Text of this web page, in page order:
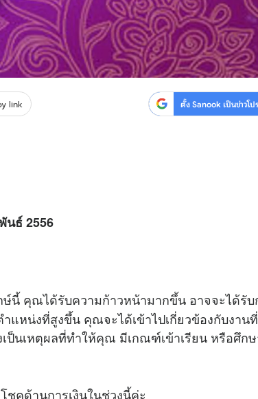
link ตั้ง Sanook เป็นข่าวโ
นธ์ 2556
นี้ คุณได้รับความก้าวหน้ามากขึ้น อาจจะได้รับ
แหน่งที่สูงขึ้น คุณจะได้เข้าไปเกี่ยวข้องกับงาน
ป็นเหตุผลที่ทำให้คุณ มีเกณฑ์เข้าเรียน หรือศึก
ชคด้านการเงินในช่วงนี้ค่ะ